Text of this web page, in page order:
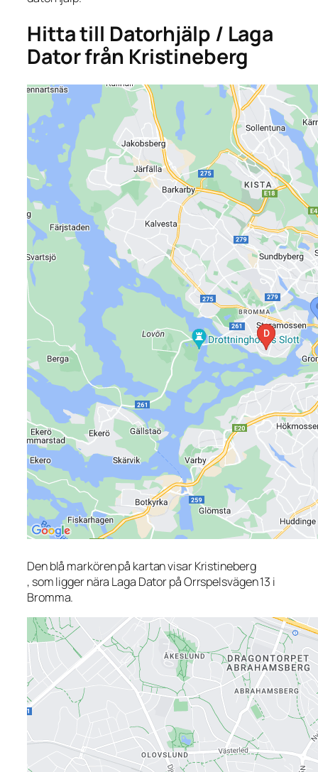
Hitta till Datorhjälp / Laga
Dator från Kristineberg
Den blå markören på kartan visar Kristineberg
, som ligger nära Laga Dator på Orrspelsvägen 13 i
Bromma.